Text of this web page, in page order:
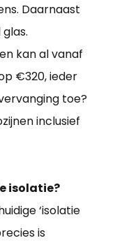
Daarnaast
kan al vanaf
€320, ieder
toe?
inclusief
isolatie?
‘isolatie
is